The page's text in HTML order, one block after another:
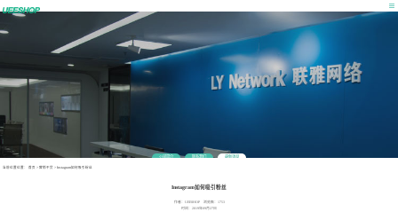
公司简介 联系我们 最新消息
当前位置位置： 首页 > 营销干货> Instagram如何吸引粉丝
Instagram如何吸引粉丝
作者：UEESHOP 浏览数：1753
时间：2019年09月27日